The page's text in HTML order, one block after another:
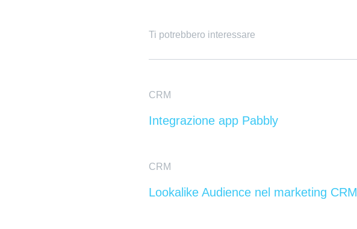
Ti potrebbero interessare
CRM
Integrazione app Pabbly
CRM
Lookalike Audience nel marketing CRM